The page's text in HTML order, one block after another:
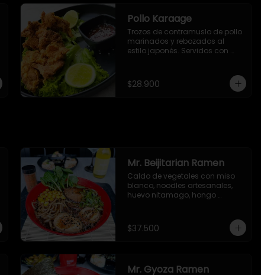
Pollo Karaage
Trozos de contramuslo de pollo
marinados y rebozados al
estilo japonés. Servidos con
$28.900
Mr. Beijitarian Ramen
Caldo de vegetales con miso
blanco, noodles artesanales,
huevo nitamago, hongo
ajonjolí y alga nori.
$37.500
Mr. Gyoza Ramen